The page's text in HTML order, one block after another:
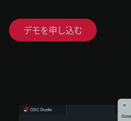
OutSystemsについて
無償トライアル
デモを申し込む